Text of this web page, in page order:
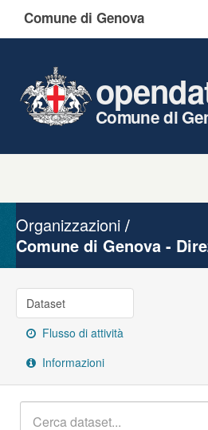
Comune di Genova
Comune di
Gruppi
Organizzazioni
Comune di Genova -
Dataset
Flusso di attività
Informazioni